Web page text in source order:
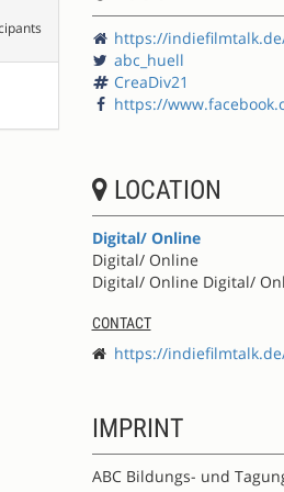
https://indiefilmtalk.de/episodes/
abc_huell
CreaDiv21
https://
LOCATION
Digital/ Online
Digital/ Online
Digital/ Online Digital/
CONTACT
https://indiefilmtalk.de/episodes/
IMPRINT
ABC Bildungs- und